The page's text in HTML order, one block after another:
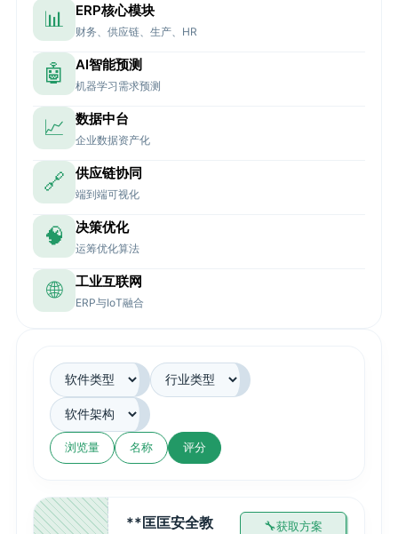
📊 ERP核心模块
财务、供应链、生产、HR
🤖 AI智能预测
机器学习需求预测
📈 数据中台
企业数据资产化
🔗 供应链协同
端到端可视化
🧠 决策优化
运筹优化算法
🌐 工业互联网
ERP与IoT融合
浏览量 名称 评分
**匡匡安全教
获取方案